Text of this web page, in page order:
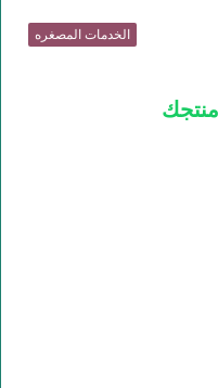
الخدمات المصغره